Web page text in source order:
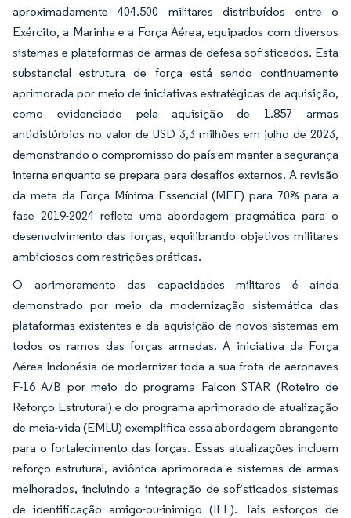
aproximadamente 404.500 militares distribuídos entre o
Exército, a Marinha e a Força Aérea, equipados com diversos
sistemas e plataformas de armas de defesa sofisticados. Esta
substancial estrutura de força está sendo continuamente
aprimorada por meio de iniciativas estratégicas de aquisição,
como evidenciado pela aquisição de 1.857 armas
antidistúrbios no valor de USD 3,3 milhões em julho de 2023,
demonstrando o compromisso do país em manter a segurança
interna enquanto se prepara para desafios externos. A revisão
da meta da Força Mínima Essencial (MEF) para 70% para a
fase 2019-2024 reflete uma abordagem pragmática para o
desenvolvimento das forças, equilibrando objetivos militares
ambiciosos com restrições práticas.
O aprimoramento das capacidades militares é ainda
demonstrado por meio da modernização sistemática das
plataformas existentes e da aquisição de novos sistemas em
todos os ramos das forças armadas. A iniciativa da Força
Aérea Indonésia de modernizar toda a sua frota de aeronaves
F-16 A/B por meio do programa Falcon STAR (Roteiro de
Reforço Estrutural) e do programa aprimorado de atualização
de meia-vida (EMLU) exemplifica essa abordagem abrangente
para o fortalecimento das forças. Essas atualizações incluem
reforço estrutural, aviônica aprimorada e sistemas de armas
melhorados, incluindo a integração de sofisticados sistemas
de identificação amigo-ou-inimigo (IFF). Tais esforços de